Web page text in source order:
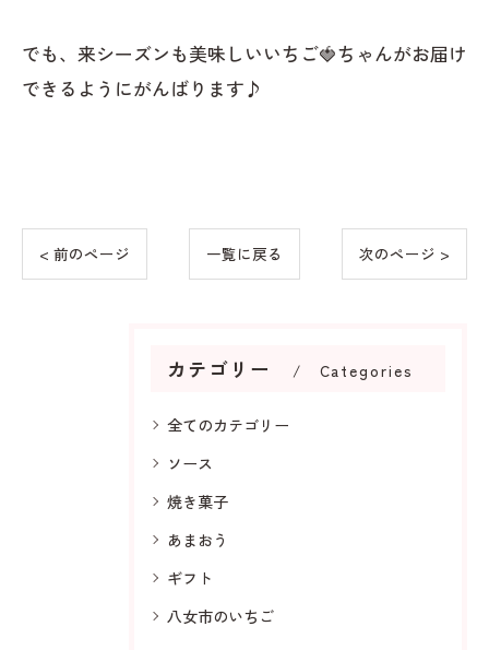
でも、来シーズンも美味しいいちご🍓ちゃんがお届け
できるようにがんばります♪
< 前のページ 一覧に戻る 次のページ >
カテゴリー Categories
全てのカテゴリー
ソース
焼き菓子
あまおう
ギフト
八女市のいちご